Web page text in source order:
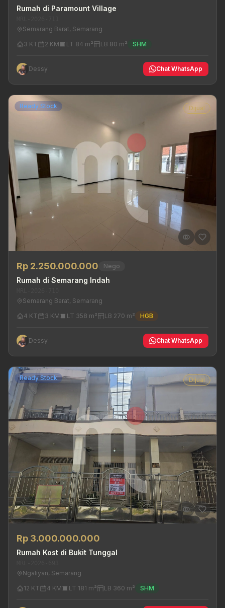
Rumah di Paramount Village
Semarang Barat, Semarang
3 KT
2 KM LT 84 m² LB 80 m² SHM
Dessy Chat WhatsApp
Ready Stock Dijual
Rp 2.250.000.000 Nego
Rumah di Semarang Indah
Semarang Barat, Semarang
4 KT
3 KM LT 358 m² LB 270 m² HGB
Dessy Chat WhatsApp
Ready Stock Dijual
Rp 3.000.000.000
Rumah Kost di Bukit Tunggal
Ngaliyan, Semarang
12 KT
4 KM LT 181 m² LB 360 m² SHM